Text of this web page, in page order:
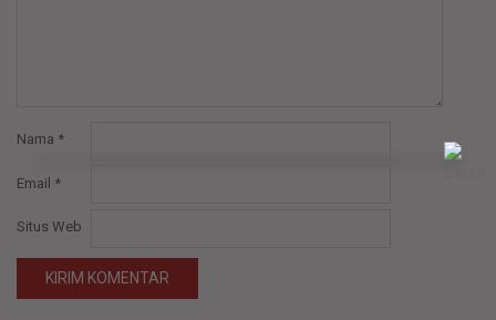
Nama *
Email *
Situs Web